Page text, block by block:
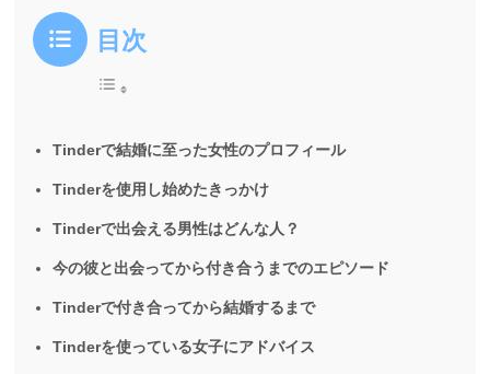
目次
Tinderで結婚に至った女性のプロフィール
Tinderを使用し始めたきっかけ
Tinderで出会える男性はどんな人？
今の彼と出会ってから付き合うまでのエピソード
Tinderで付き合ってから結婚するまで
Tinderを使っている女子にアドバイス